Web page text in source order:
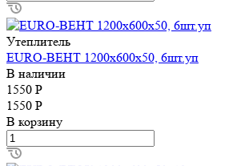
Утеплитель
EURO-ВЕНТ 1200х600х50, 6шт.уп
В наличии
1550 Р
1550 Р
В корзину